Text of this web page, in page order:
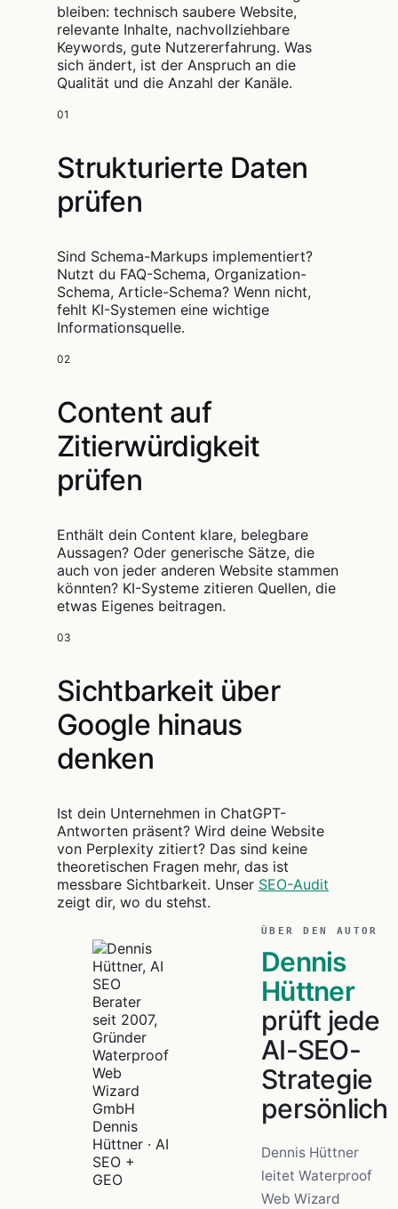
bleiben: technisch saubere Website,
relevante Inhalte, nachvollziehbare
Keywords, gute Nutzererfahrung. Was
sich ändert, ist der Anspruch an die
Qualität und die Anzahl der Kanäle.
01
Strukturierte Daten
prüfen
Sind Schema-Markups implementiert?
Nutzt du FAQ-Schema, Organization-
Schema, Article-Schema? Wenn nicht,
fehlt KI-Systemen eine wichtige
Informationsquelle.
02
Content auf
Zitierwürdigkeit
prüfen
Enthält dein Content klare, belegbare
Aussagen? Oder generische Sätze, die
auch von jeder anderen Website stammen
könnten? KI-Systeme zitieren Quellen, die
etwas Eigenes beitragen.
03
Sichtbarkeit über
Google hinaus
denken
Ist dein Unternehmen in ChatGPT-
Antworten präsent? Wird deine Website
von Perplexity zitiert? Das sind keine
theoretischen Fragen mehr, das ist
messbare Sichtbarkeit. Unser SEO-Audit
zeigt dir, wo du stehst.
Dennis
Hüttner · AI
SEO +
GEO
ÜBER DEN AUTOR
Dennis
Hüttner
prüft jede
AI-SEO-
Strategie
persönlich
Dennis Hüttner
leitet Waterproof
Web Wizard